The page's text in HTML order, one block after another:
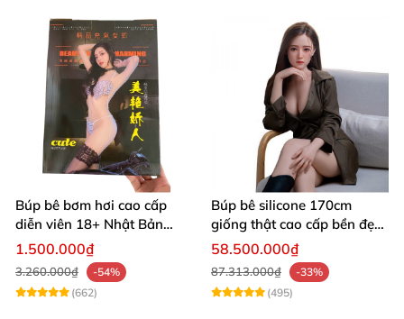
Búp bê bơm hơi cao cấp
diễn viên 18+ Nhật Bản
xinh đẹp sexy rung rên gợi
1.500.000₫
3.260.000₫
-54%
(662)
Búp bê silicone 170cm
giống thật cao cấp bền đẹp
hấp dẫn
58.500.000₫
87.313.000₫
-33%
(495)